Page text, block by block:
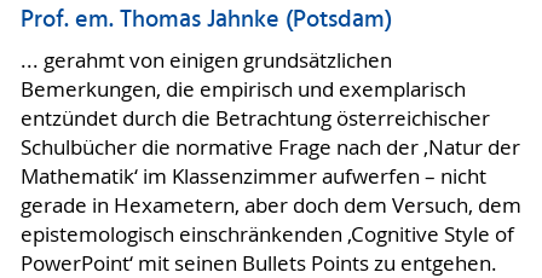
Prof. em. Thomas Jahnke (Potsdam)
... gerahmt von einigen grundsätzlichen
Bemerkungen, die empirisch und exemplarisch
entzündet durch die Betrachtung österreichischer
Schulbücher die normative Frage nach der ‚Natur der
Mathematik‘ im Klassenzimmer aufwerfen – nicht
gerade in Hexametern, aber doch dem Versuch, dem
epistemologisch einschränkenden ‚Cognitive Style of
PowerPoint‘ mit seinen Bullets Points zu entgehen.